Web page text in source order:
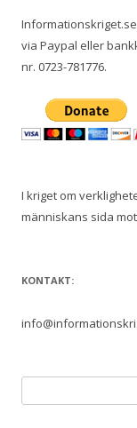
via Paypal eller
nr. 0723-781776.
I kriget om
människans sida
KONTAKT:
efter: